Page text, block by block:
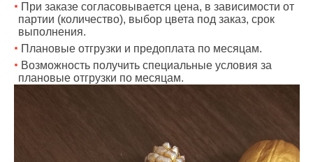
При заказе согласовывается цена, в зависимости от
партии (количество), выбор цвета под заказ, срок
выполнения.
Плановые отгрузки и предоплата по месяцам.
Возможность получить специальные условия за
плановые отгрузки по месяцам.